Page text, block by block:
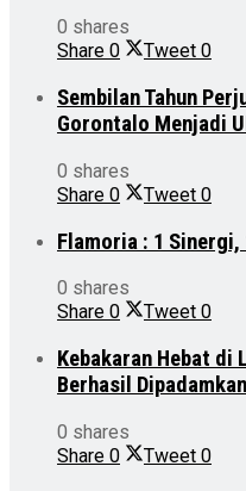
0 shares
Share 0 Tweet 0
Sembilan Tahun
Gorontalo Menjadi
0 shares
Share 0 Tweet 0
Flamoria : 1
0 shares
Share 0 Tweet 0
Kebakaran Hebat di
Berhasil Dipadamkan
0 shares
Share 0 Tweet 0